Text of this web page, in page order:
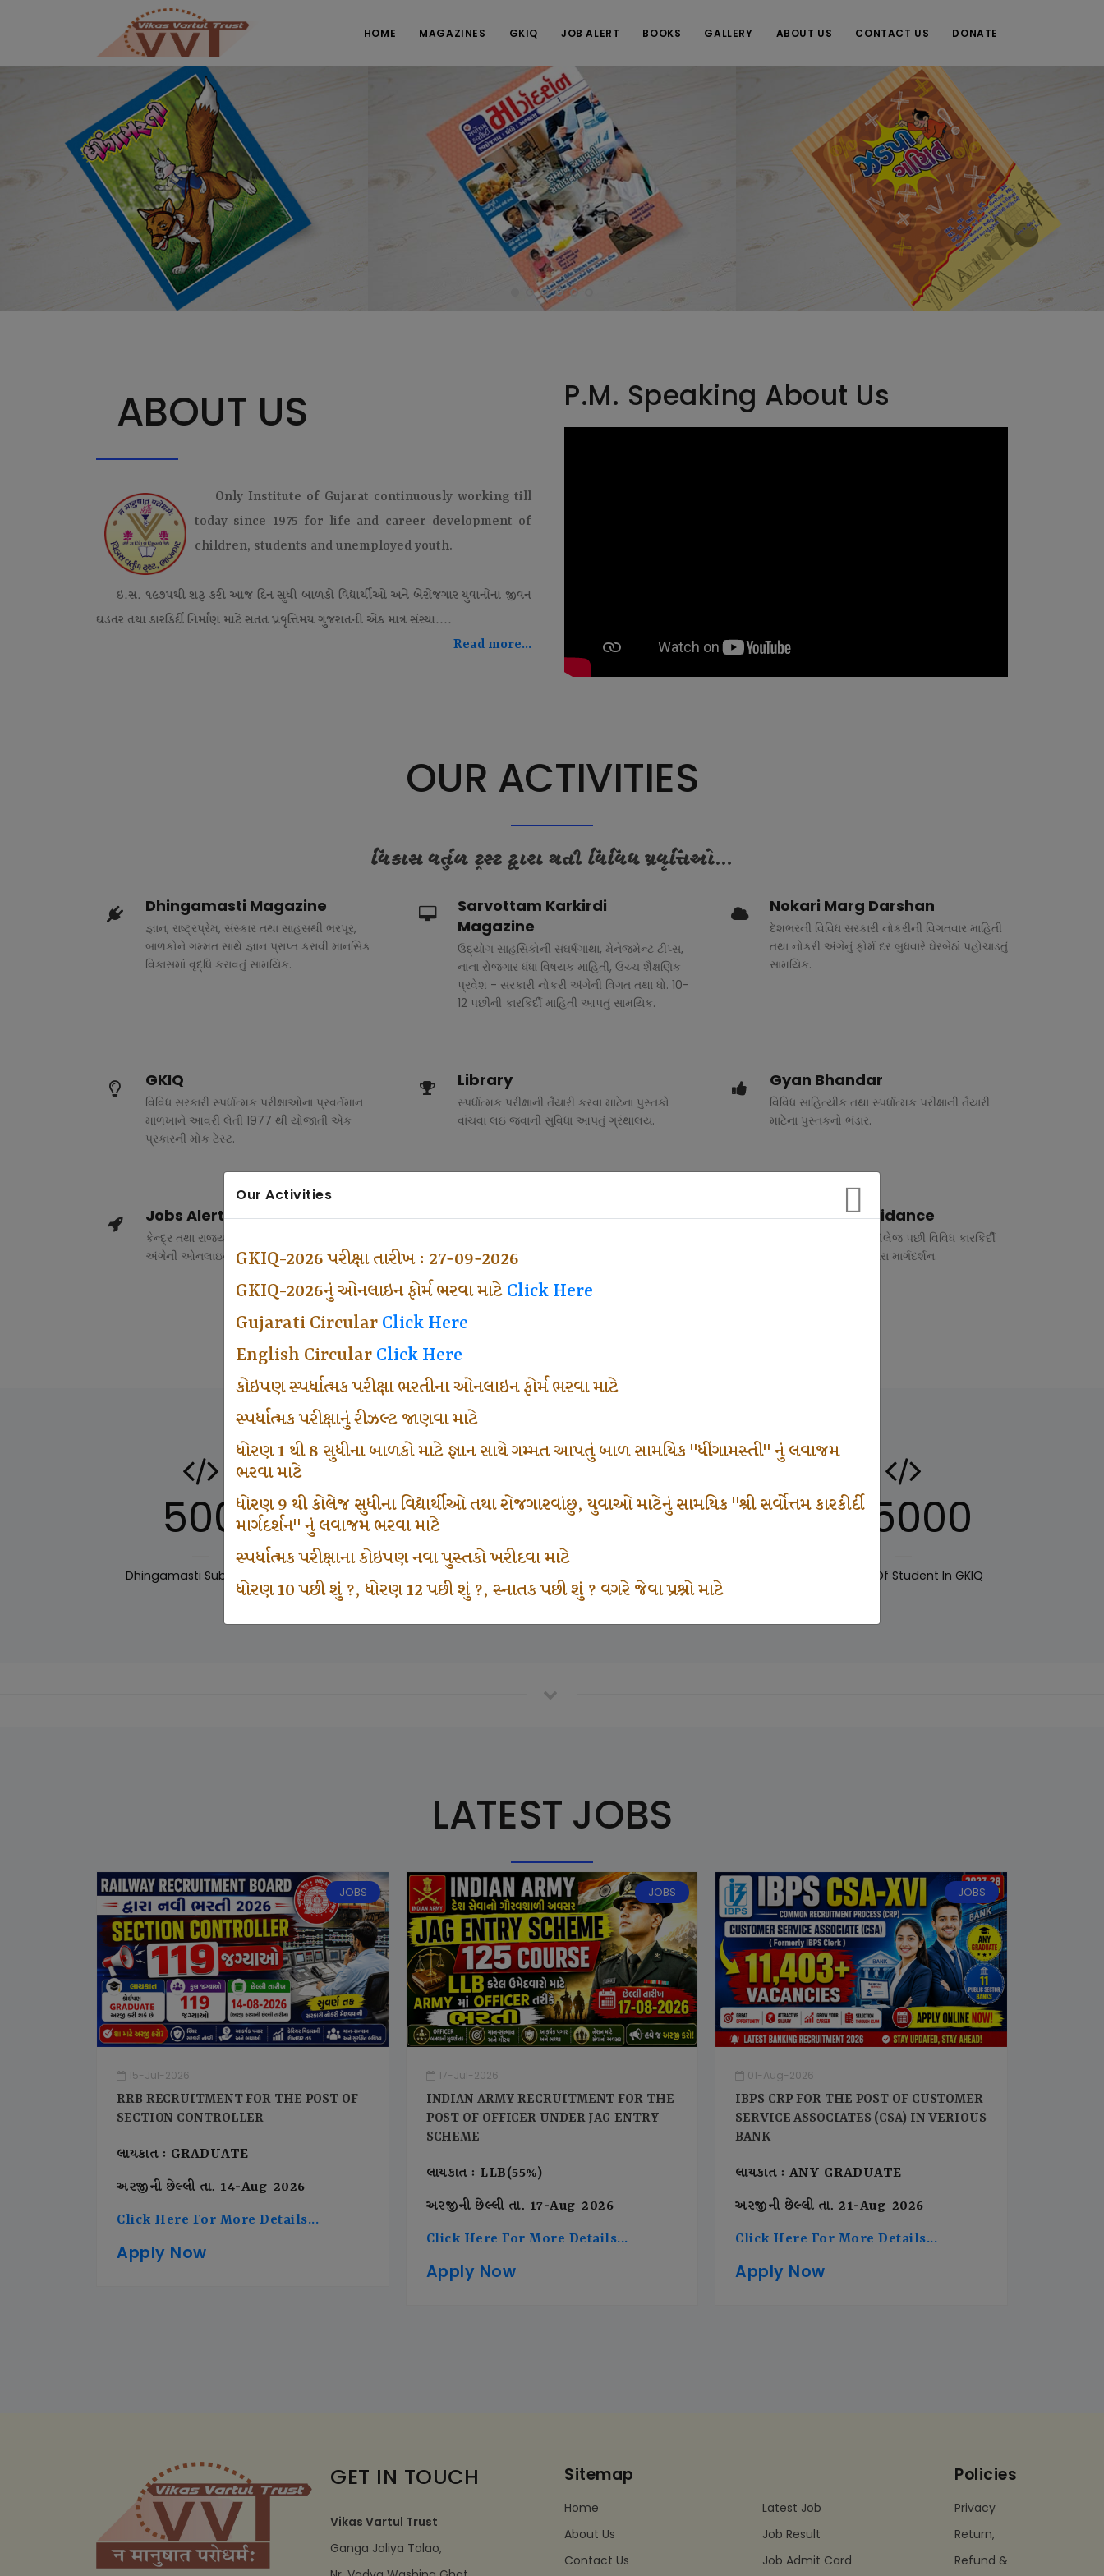
HOME MAGAZINES GKIQ JOB ALERT BOOKS GALLERY ABOUT US CONTACT US DONATE
Our Activities
GKIQ-2026 પરીક્ષા તારીખ : 27-09-2026
GKIQ-2026નું ઓનલાઇન ફોર્મ ભરવા માટે Click Here
Gujarati Circular Click Here
English Circular Click Here
કોઇપણ સ્પર્ધાત્મક પરીક્ષા ભરતીના ઓનલાઇન ફોર્મ ભરવા માટે
સ્પર્ધાત્મક પરીક્ષાનું રીઝલ્ટ જાણવા માટે
ધોરણ 1 થી 8 સુધીના બાળકો માટે જ્ઞાન સાથે ગમ્મત આપતું બાળ સામયિક "ધીંગામસ્તી" નું લવાજમ
ભરવા માટે
ધોરણ 9 થી કોલેજ સુધીના વિદ્યાર્થીઓ તથા રોજગારવાંછુ, યુવાઓ માટેનું સામયિક "શ્રી સર્વોત્તમ કારકીર્દી
માર્ગદર્શન" નું લવાજમ ભરવા માટે
સ્પર્ધાત્મક પરીક્ષાના કોઇપણ નવા પુસ્તકો ખરીદવા માટે
ધોરણ 10 પછી શું ?, ધોરણ 12 પછી શું ?, સ્નાતક પછી શું ? વગરે જેવા પ્રશ્નો માટે
ABOUT US
Only Institute of Gujarat continuously working till
today since 1975 for life and career development of
children, students and unemployed youth.
ઇ.સ. ૧૯૭૫થી શરૂ કરી આજ દિન સુધી બાળકો વિદ્યાર્થીઓ અને બેરોજગાર યુવાનોના જીવન
ઘડતર તથા કારકિર્દી નિર્માણ માટે સતત પ્રવૃત્તિમય ગુજરાતની એક માત્ર સંસ્થા....
Read more...
P.M. Speaking About Us
OUR ACTIVITIES
વિકાસ વર્તુળ ટ્રસ્ટ દ્વારા થતી વિવિધ પ્રવૃત્તિઓ...
Dhingamasti Magazine
જ્ઞાન, રાષ્ટ્રપ્રેમ, સંસ્કાર તથા સાહસથી ભરપૂર,
બાળકોને ગમ્મત સાથે જ્ઞાન પ્રાપ્ત કરાવી માનસિક
વિકાસમાં વૃદ્ધિ કરાવતું સામયિક.
Sarvottam Karkirdi
Magazine
ઉદ્યોગ સાહસિકોની સંઘર્ષગાથા, મેનેજમેન્ટ ટીપ્સ,
નાના રોજગાર ધંધા વિષયક માહિતી, ઉચ્ચ શૈક્ષણિક
પ્રવેશ - સરકારી નોકરી અંગેની વિગત તથા ધો. 10-
12 પછીની કારકિર્દી માહિતી આપતું સામયિક.
Nokari Marg Darshan
દેશભરની વિવિધ સરકારી નોકરીની વિગતવાર માહિતી
તથા નોકરી અંગેનું ફોર્મ દર બુધવારે ઘેરબેઠાં પહોચાડતું
સામયિક.
GKIQ
વિવિધ સરકારી સ્પર્ધાત્મક પરીક્ષાઓના પ્રવર્તમાન
માળખાને આવરી લેતી 1977 થી યોજાતી એક
પ્રકારની મોક ટેસ્ટ.
Library
સ્પર્ધાત્મક પરીક્ષાની તૈયારી કરવા માટેના પુસ્તકો
વાંચવા લઇ જવાની સુવિધા આપતું ગ્રંથાલય.
Gyan Bhandar
વિવિધ સાહિત્યીક તથા સ્પર્ધાત્મક પરીક્ષાની તૈયારી
માટેના પુસ્તકનો ભંડાર.
Jobs Alert
કેન્દ્ર તથા રાજ્ય સરકારના વિવિધ વિભાગોમાં ભરતી
અંગેની ઓનલાઇન માહિતી.
Competitive Exam Class
હેતુ ફક્ત વ્યવસ્થા ખર્ચ લઇ ચલાવતા વર્ગ.
Vocational Guidance
ધોરણ 10 અને 12 તથા કોલેજ પછી વિવિધ કારકિર્દી
અંગે રૂબરુ તથા ફોન દ્વારા માર્ગદર્શન.
500
Dhingamasti Subscription
671 1000 125000
Number Of Student In GKIQ
LATEST JOBS
JOBS
15-Jul-2026
RRB RECRUITMENT FOR THE POST OF
SECTION CONTROLLER
લાયકાત : GRADUATE
અરજીની છેલ્લી તા. 14-Aug-2026
Click Here For More Details...
Apply Now
JOBS
17-Jul-2026
INDIAN ARMY RECRUITMENT FOR THE
POST OF OFFICER UNDER JAG ENTRY
SCHEME
લાયકાત : LLB(55%)
અરજીની છેલ્લી તા. 17-Aug-2026
Click Here For More Details...
Apply Now
JOBS
01-Aug-2026
IBPS CRP FOR THE POST OF CUSTOMER
SERVICE ASSOCIATES (CSA) IN VERIOUS
BANK
લાયકાત : ANY GRADUATE
અરજીની છેલ્લી તા. 21-Aug-2026
Click Here For More Details...
Apply Now
GET IN TOUCH
Vikas Vartul Trust
Ganga Jaliya Talao,
Sitemap
Home
About Us
Contact Us
Latest Job
Job Result
Job Admit Card
Policies
Privacy
Return,
Refund &